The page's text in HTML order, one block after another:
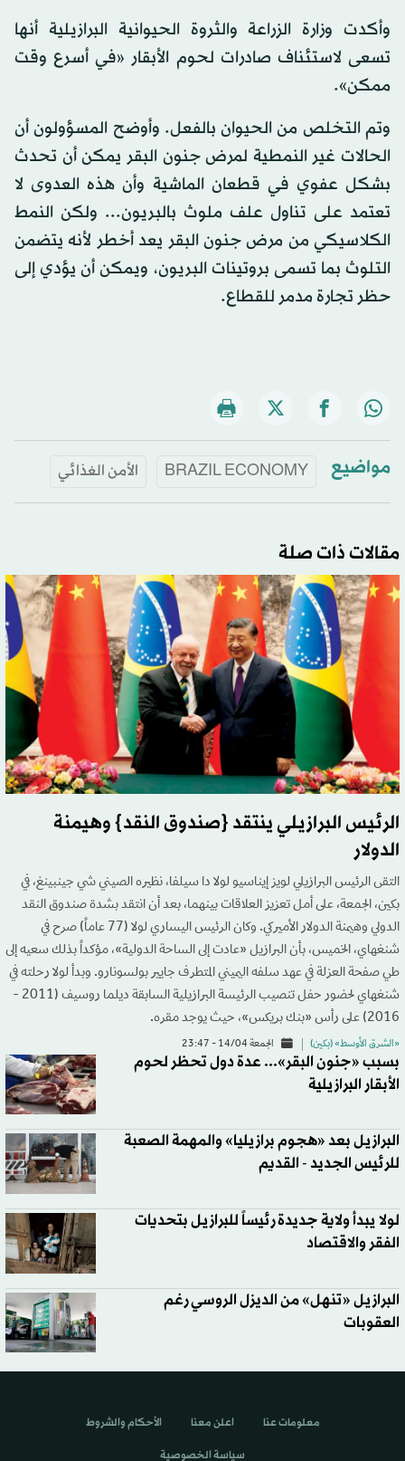
وأكدت وزارة الزراعة والثروة الحيوانية البرازيلية أنها
تسعى لاستئناف صادرات لحوم الأبقار «في أسرع وقت
ممكن».
وتم التخلص من الحيوان بالفعل. وأوضح المسؤولون أن
الحالات غير النمطية لمرض جنون البقر يمكن أن تحدث
بشكل عفوي في قطعان الماشية وأن هذه العدوى لا
تعتمد على تناول علف ملوث بالبريون... ولكن النمط
الكلاسيكي من مرض جنون البقر يعد أخطر لأنه يتضمن
التلوث بما تسمى بروتينات البريون، ويمكن أن يؤدي إلى
حظر تجارة مدمر للقطاع.
مواضيع BRAZIL ECONOMY الأمن الغذائي
مقالات ذات صلة
الرئيس البرازيلي ينتقد {صندوق النقد} وهيمنة
الدولار
التقى الرئيس البرازيلي لويز إيناسيو لولا دا سيلفا، نظيره الصيني شي جينبينغ، في
بكين، الجمعة، على أمل تعزيز العلاقات بينهما، بعد أن انتقد بشدة صندوق النقد
الدولي وهيمنة الدولار الأميركي. وكان الرئيس اليساري لولا (77 عاماً) صرح في
شنغهاي، الخميس، بأن البرازيل «عادت إلى الساحة الدولية»، مؤكداً بذلك سعيه إلى
طي صفحة العزلة في عهد سلفه اليميني المتطرف جايير بولسونارو. وبدأ لولا رحلته في
شنغهاي لحضور حفل تنصيب الرئيسة البرازيلية السابقة ديلما روسيف (2011 -
2016) على رأس «بنك بريكس»، حيث يوجد مقره.
«الشرق الأوسط» (بكين) الجمعة 14/04 - 23:47
بسبب «جنون البقر»... عدة دول تحظر لحوم
الأبقار البرازيلية
البرازيل بعد «هجوم برازيليا» والمهمة الصعبة
للرئيس الجديد - القديم
لولا يبدأ ولاية جديدة رئيساً للبرازيل بتحديات
الفقر والاقتصاد
البرازيل «تنهل» من الديزل الروسي رغم
العقوبات
معلومات عنا اعلن معنا الأحكام والشروط
سياسة الخصوصية